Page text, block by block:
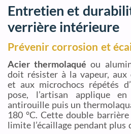
Entretien et
verrière intérieure
Prévenir corrosion et
Acier thermolaqué ou
doit résister à la vapeur, aux
et aux microchocs répétés
pose, l’artisan applique
antirouille puis un
180 °C. Cette double
limite l’écaillage pendant plus